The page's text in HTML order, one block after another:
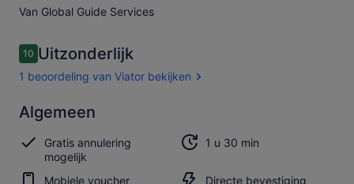
Van Global Guide Services
Beoordelingen
1010 op 10 –
Uitzonderlijk
1 beoordeling van Viator bekijken
10.0
10.0 van 10
Uitzonderlijk
Beoordeling
van Viator
bekijken
Algemeen
Gratis annulering
mogelijk
1 u 30 min
Mobiele voucher
Directe bevestiging